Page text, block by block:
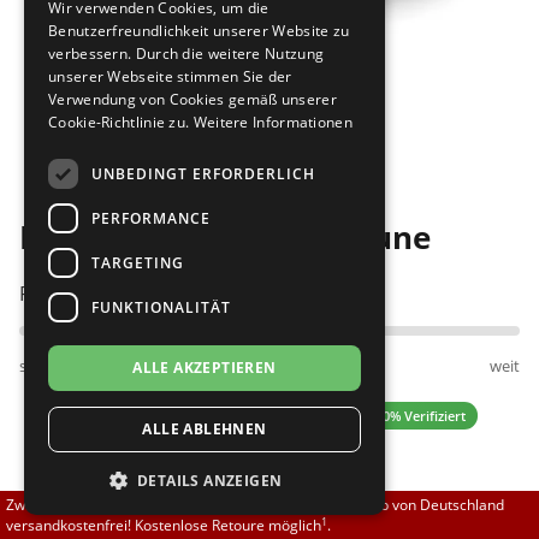
Brautschuhe
Sneaker
Übergrößen 43-44
Flexerinas
Merlet
Nueva Epoca
RayRose
Rummos
Rumpf
SoDanca
TopTanz
Bilder
Diamant 213-503-398 Tune
Passt am besten bei Fußweite:
schmal normal weit
3.50 (2 Bewertungen) ✓ 100% Verifiziert
89,00 EUR
Zwischen 70,00 EUR und 800,00 EUR liefern wir innerhalb von Deutschland
versandkostenfrei! Kostenlose Retoure möglich1.
Wir verwenden Cookies, um die
Benutzerfreundlichkeit unserer Website zu
verbessern. Durch die weitere Nutzung
unserer Webseite stimmen Sie der
Verwendung von Cookies gemäß unserer
Cookie-Richtlinie zu. Weitere Informationen
UNBEDINGT ERFORDERLICH
PERFORMANCE
TARGETING
FUNKTIONALITÄT
ALLE AKZEPTIEREN
ALLE ABLEHNEN
DETAILS ANZEIGEN